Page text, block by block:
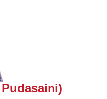
Pudasaini)